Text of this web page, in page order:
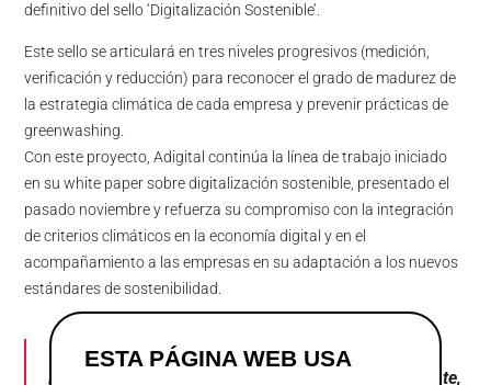
ESTA PÁGINA WEB USA
definitivo del sello ‘Digitalización Sostenible’.
Este sello se articulará en tres niveles progresivos (medición,
verificación y reducción) para reconocer el grado de madurez de
la estrategia climática de cada empresa y prevenir prácticas de
greenwashing.
Con este proyecto, Adigital continúa la línea de trabajo iniciado
en su white paper sobre digitalización sostenible, presentado el
pasado noviembre y refuerza su compromiso con la integración
de criterios climáticos en la economía digital y en el
acompañamiento a las empresas en su adaptación a los nuevos
estándares de sostenibilidad.
“Nuestro país tiene una posición avanzada a nivel
internacional en transición energética y precisamente,